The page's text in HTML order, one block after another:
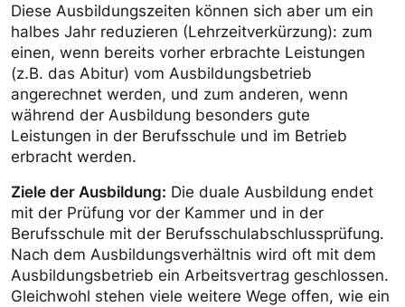
Diese Ausbildungszeiten können sich aber um ein
halbes Jahr reduzieren (Lehrzeitverkürzung): zum
einen, wenn bereits vorher erbrachte Leistungen
(z.B. das Abitur) vom Ausbildungsbetrieb
angerechnet werden, und zum anderen, wenn
während der Ausbildung besonders gute
Leistungen in der Berufsschule und im Betrieb
erbracht werden.
Ziele der Ausbildung: Die duale Ausbildung endet
mit der Prüfung vor der Kammer und in der
Berufsschule mit der Berufsschulabschlussprüfung.
Nach dem Ausbildungsverhältnis wird oft mit dem
Ausbildungsbetrieb ein Arbeitsvertrag geschlossen.
Gleichwohl stehen viele weitere Wege offen, wie ein